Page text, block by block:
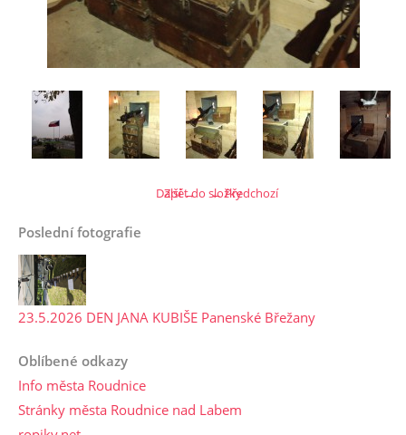
← Předchozí
Další →
Zpět do složky
Poslední fotografie
23.5.2026 DEN JANA KUBIŠE Panenské Břežany
Oblíbené odkazy
Info města Roudnice
Stránky města Roudnice nad Labem